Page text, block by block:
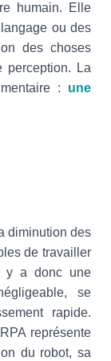
humain. Elle
ou des
des choses
perception. La
: une
diminution des
de travailler
y a donc une
se
rapide.
représente
du robot, sa